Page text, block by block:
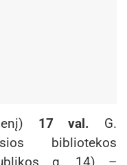
17 val. G.
bibliotekos